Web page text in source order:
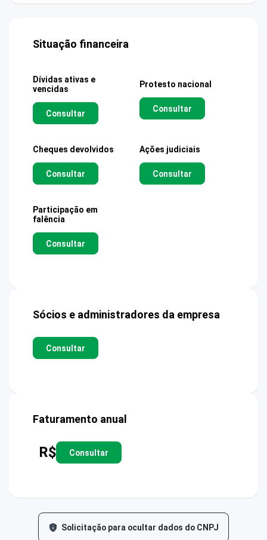
Situação financeira
Dívidas ativas e
vencidas
Consultar
Protesto nacional
Consultar
Cheques devolvidos
Consultar
Ações judiciais
Consultar
Participação em
falência
Consultar
Sócios e administradores da empresa
Consultar
Faturamento anual
R$ Consultar
Solicitação para ocultar dados do CNPJ